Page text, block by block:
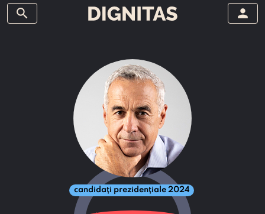
search person
candidați prezidențiale 2024